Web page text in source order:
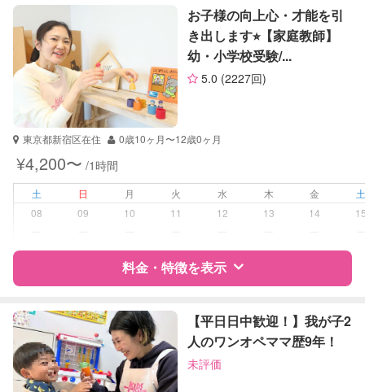
特徴 料金
サポートの特徴
資格
企業型割引対象(旧内閣府補助対象)
自治体届出済ベビーシッター
保育士
幼稚園教諭
受験対策 小学校受験
なし
お子様の向上心・才能を引
き出します⭐︎【家庭教師】
幼・小学校受験/...
5.0 (2227回)
東京都新宿区在住 0歳10ヶ月〜12歳0ヶ月
¥4,200〜 /1時間
土 日 月 火 水 木 金
08
09 10 11 12 13 14
料金・特徴を表示
特徴 料金 レビュー
サポートの特徴
【平日日中歓迎！】我が子2
人のワンオペママ歴9年！
未評価